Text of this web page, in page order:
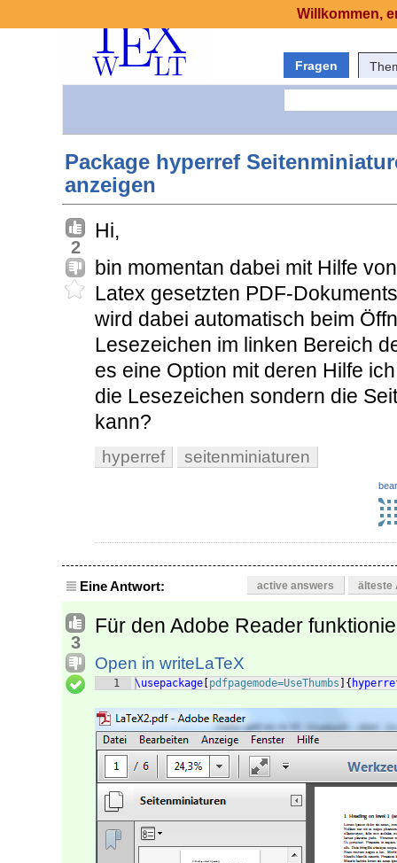
Fragen
Package hyperref
anzeigen
2
Hi,
bin momentan dabei mit Hilfe
Latex gesetzten PDF-
wird dabei automatisch beim
Lesezeichen im linken Bereich
es eine Option mit deren Hilfe
die Lesezeichen sondern die
kann?
hyperref seitenminiaturen
Eine Antwort: active answers älteste
3
Für den Adobe Reader
Open in writeLaTeX
1 \usepackage pdfpagemode=UseThumbs {
Willkommen,